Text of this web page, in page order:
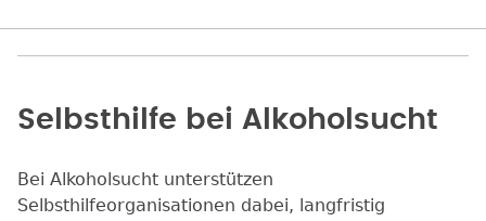
Selbsthilfe bei Alkoholsucht
Bei Alkoholsucht unterstützen
Selbsthilfeorganisationen dabei, langfristig